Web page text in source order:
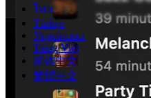
ไทย
Türkçe
Українська
Tiếng Việt
简体中文
繁體中文